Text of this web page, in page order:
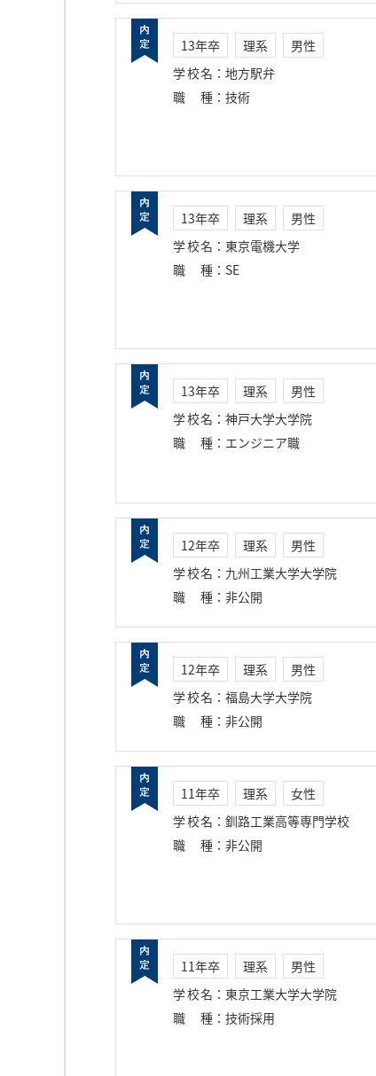
13年卒 理系
男性
学校名 ： 地方駅弁
職種 ： 技術
13年卒 理系
男性
学校名 ： 東京電機大学
職種 ： SE
13年卒 理系
男性
学校名 ： 神戸大学大学院
職種 ： エンジニア職
12年卒 理系
男性
学校名 ： 九州工業大学大学院
職種 ： 非公開
12年卒 理系
男性
学校名 ： 福島大学大学院
職種 ： 非公開
11年卒 理系
女性
学校名 ： 釧路工業高等専門学校
職種 ： 非公開
11年卒 理系
男性
学校名 ： 東京工業大学大学院
職種 ： 技術採用